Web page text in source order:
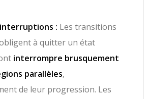
: Les transitions
à quitter un état
interrompre brusquement
parallèles,
de leur progression. Les